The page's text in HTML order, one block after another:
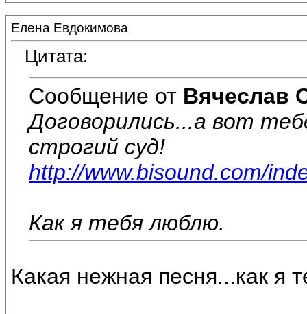
Елена Евдокимова
Цитата:
Сообщение от Вячеслав
Договорились...а вот
строгий суд!
http://www.bisound.com/
Как я тебя люблю.
Какая нежная песня...как я